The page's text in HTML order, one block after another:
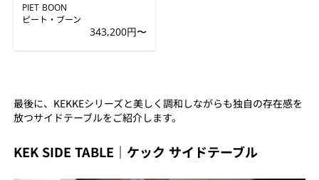
PIET BOON
ピート・ブーン
343,200円〜
最後に、KEKKEシリーズと美しく調和しながらも独自の存在感を
放つサイドテーブルをご紹介します。
KEK SIDE TABLE｜ケック サイドテーブル